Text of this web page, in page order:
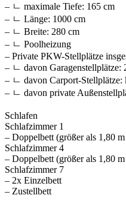
– ㄴ maximale Tiefe: 165 cm
– ㄴ Länge: 1000 cm
– ㄴ Breite: 280 cm
– ㄴ Poolheizung
– Private PKW-Stellplätze
– ㄴ davon Garagenstellplätze:
– ㄴ davon Carport-Stellplätze:
– ㄴ davon private
Schlafen
Schlafzimmer 1
– Doppelbett (größer als 1,80
Schlafzimmer 4
– Doppelbett (größer als 1,80
Schlafzimmer 7
– 2x Einzelbett
– Zustellbett